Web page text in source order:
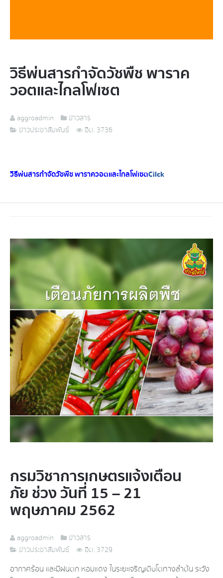
วิธีพ่นสารกำจัดวัชพืช พาราค
วอตและไกลโฟเซต
aggroadmin
ข่าวสาร
ข่าวประชาสัมพันธ์
ฮิต: 3736
วิธีพ่นสารกำจัดวัชพืช พาราควอตและไกลโฟเซตCilck
กรมวิชาการเกษตรแจ้งเตือน
ภัย ช่วง วันที่ 15 – 21
พฤษภาคม 2562
aggroadmin
ข่าวสาร
ข่าวประชาสัมพันธ์
ฮิต: 3729
อากาศร้อน และมีฝนตก หอมแดง ในระยะเจริญเติบโตทางลำต้น ระวัง